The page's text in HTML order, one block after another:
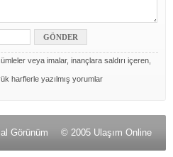
veya imalar, inançlara saldırı içeren,
harflerle yazılmış yorumlar
Görünüm © 2005 Ulaşım Online